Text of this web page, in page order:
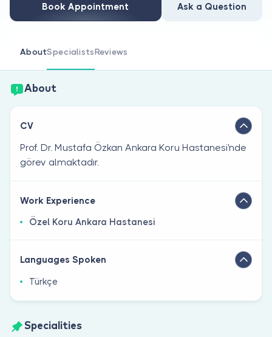
Are you a doctor?
Book Appointment Ask a Question
AboutSpecialistsReviews
About
CV
Prof. Dr. Mustafa Özkan Ankara Koru Hastanesi'nde
görev almaktadır.
Work Experience
Özel Koru Ankara Hastanesi
Languages Spoken
Türkçe
Specialities